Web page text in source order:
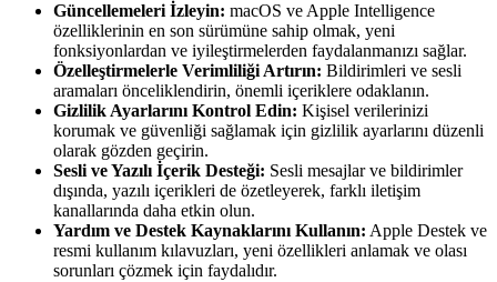
Güncellemeleri İzleyin: macOS ve Apple Intelligence
özelliklerinin en son sürümüne sahip olmak, yeni
fonksiyonlardan ve iyileştirmelerden faydalanmanızı sağlar.
Özelleştirmelerle Verimliliği Artırın: Bildirimleri ve sesli
aramaları önceliklendirin, önemli içeriklere odaklanın.
Gizlilik Ayarlarını Kontrol Edin: Kişisel verilerinizi
korumak ve güvenliği sağlamak için gizlilik ayarlarını düzenli
olarak gözden geçirin.
Sesli ve Yazılı İçerik Desteği: Sesli mesajlar ve bildirimler
dışında, yazılı içerikleri de özetleyerek, farklı iletişim
kanallarında daha etkin olun.
Yardım ve Destek Kaynaklarını Kullanın: Apple Destek ve
resmi kullanım kılavuzları, yeni özellikleri anlamak ve olası
sorunları çözmek için faydalıdır.